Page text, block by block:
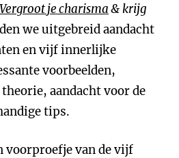
Vergroot je charisma& krijg
we uitgebreid aandacht
en vijf innerlijke
voorbeelden,
aandacht voor de
tips.
voorproefje van de vijf